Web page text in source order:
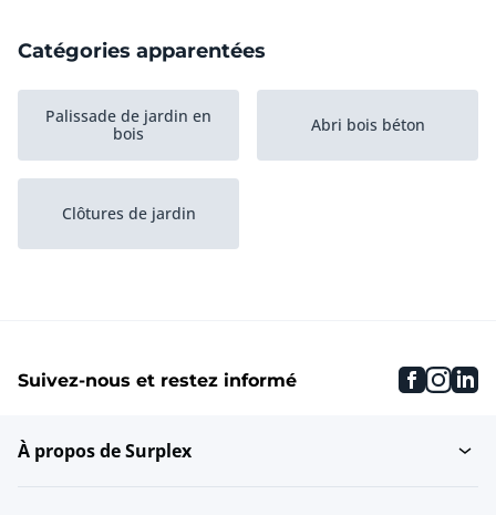
Catégories apparentées
Palissade de jardin en
bois
Abri bois béton
Clôtures de jardin
Suivez-nous et restez informé
À propos de Surplex